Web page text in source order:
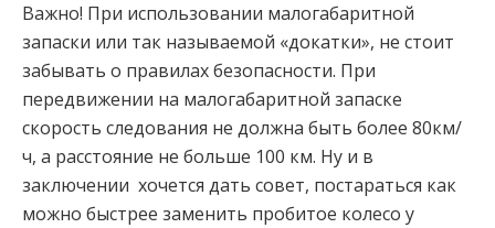
Важно! При использовании малогабаритной
запаски или так называемой «докатки», не стоит
забывать о правилах безопасности. При
передвижении на малогабаритной запаске
скорость следования не должна быть более 80км/
ч, а расстояние не больше 100 км. Ну и в
заключении хочется дать совет, постараться как
можно быстрее заменить пробитое колесо у